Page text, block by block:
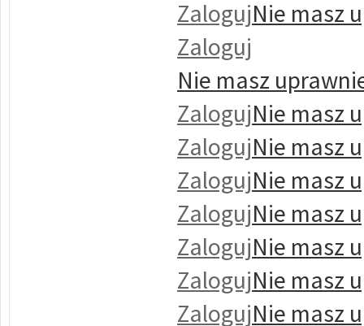
ZalogujNie masz
Zaloguj
Nie masz
ZalogujNie masz
ZalogujNie masz
ZalogujNie masz
ZalogujNie masz
ZalogujNie masz
ZalogujNie masz
ZalogujNie masz